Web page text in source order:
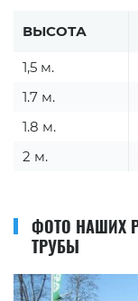
ВЫСОТА
1,5 м.
1.7 м.
1.8 м.
2 м.
ФОТО НАШИХ
ТРУБЫ